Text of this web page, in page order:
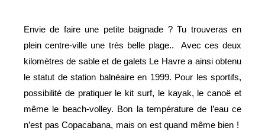
Envie de faire une petite baignade ? Tu trouveras en
plein centre-ville une très belle plage..
Avec ces deux
kilomètres de sable et de galets Le Havre a ainsi obtenu
le statut de station balnéaire en 1999. Pour les sportifs,
possibilité de pratiquer le kit surf, le kayak, le canoë et
même le beach-volley. Bon la température de l’eau ce
n’est pas Copacabana, mais on est quand même bien !